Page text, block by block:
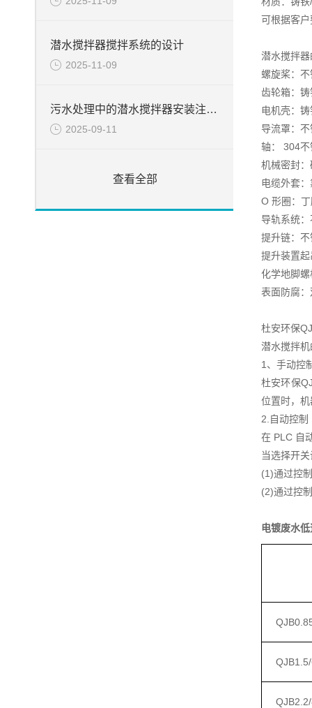
潜水搅拌器搅拌系统的设计
2025-11-09
污水处理中的潜水搅拌器安装注意事项
2025-09-11
查看全部
可根据客
潜水搅拌
螺旋桨：
齿轮箱：
电机壳：
导流罩：
轴： 304不
机械密封
电缆外套
O 形圈：
导轨系统
提升链：
提升装置
化学地脚
表面防腐
杜安环保
潜水搅拌
1、手动控
杜安环保
位置时，
2.自动控制
在 PLC 自
当选择开
(1)通过控
(2)通过控
电镀废水